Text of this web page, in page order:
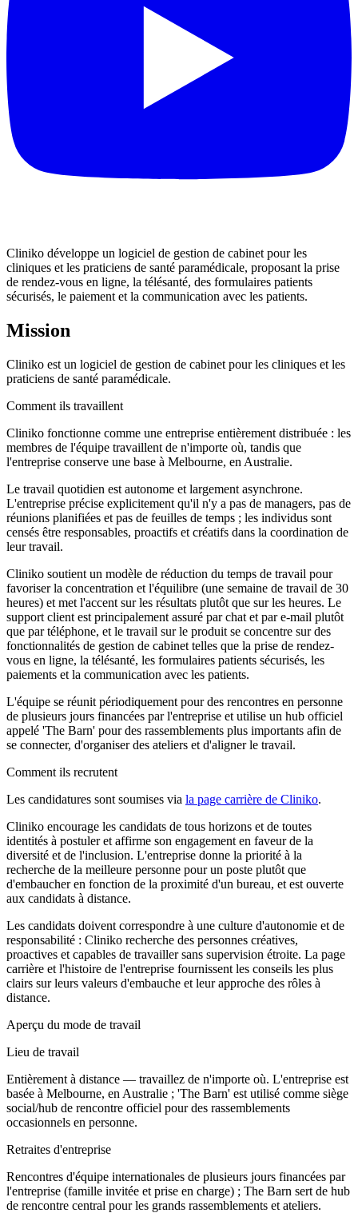
Cliniko développe un logiciel de gestion de cabinet pour les
cliniques et les praticiens de santé paramédicale, proposant la prise
de rendez-vous en ligne, la télésanté, des formulaires patients
sécurisés, le paiement et la communication avec les patients.
Mission
Cliniko est un logiciel de gestion de cabinet pour les cliniques et les
praticiens de santé paramédicale.
Comment ils travaillent
Cliniko fonctionne comme une entreprise entièrement distribuée : les
membres de l'équipe travaillent de n'importe où, tandis que
l'entreprise conserve une base à Melbourne, en Australie.
Le travail quotidien est autonome et largement asynchrone.
L'entreprise précise explicitement qu'il n'y a pas de managers, pas de
réunions planifiées et pas de feuilles de temps ; les individus sont
censés être responsables, proactifs et créatifs dans la coordination de
leur travail.
Cliniko soutient un modèle de réduction du temps de travail pour
favoriser la concentration et l'équilibre (une semaine de travail de 30
heures) et met l'accent sur les résultats plutôt que sur les heures. Le
support client est principalement assuré par chat et par e-mail plutôt
que par téléphone, et le travail sur le produit se concentre sur des
fonctionnalités de gestion de cabinet telles que la prise de rendez-
vous en ligne, la télésanté, les formulaires patients sécurisés, les
paiements et la communication avec les patients.
L'équipe se réunit périodiquement pour des rencontres en personne
de plusieurs jours financées par l'entreprise et utilise un hub officiel
appelé 'The Barn' pour des rassemblements plus importants afin de
se connecter, d'organiser des ateliers et d'aligner le travail.
Comment ils recrutent
Les candidatures sont soumises via la page carrière de Cliniko.
Cliniko encourage les candidats de tous horizons et de toutes
identités à postuler et affirme son engagement en faveur de la
diversité et de l'inclusion. L'entreprise donne la priorité à la
recherche de la meilleure personne pour un poste plutôt que
d'embaucher en fonction de la proximité d'un bureau, et est ouverte
aux candidats à distance.
Les candidats doivent correspondre à une culture d'autonomie et de
responsabilité : Cliniko recherche des personnes créatives,
proactives et capables de travailler sans supervision étroite. La page
carrière et l'histoire de l'entreprise fournissent les conseils les plus
clairs sur leurs valeurs d'embauche et leur approche des rôles à
distance.
Aperçu du mode de travail
Lieu de travail
Entièrement à distance — travaillez de n'importe où. L'entreprise est
basée à Melbourne, en Australie ; 'The Barn' est utilisé comme siège
social/hub de rencontre officiel pour des rassemblements
occasionnels en personne.
Retraites d'entreprise
Rencontres d'équipe internationales de plusieurs jours financées par
l'entreprise (famille invitée et prise en charge) ; The Barn sert de hub
de rencontre central pour les grands rassemblements et ateliers.